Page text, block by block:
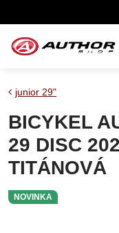
NOVINKA
junior 29"
BICYKEL
29 DISC
TITÁNOVÁ